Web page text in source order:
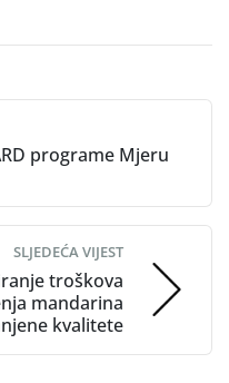
programe Mjeru
SLJEDEĆA VIJEST
troškova
mandarina
kvalitete